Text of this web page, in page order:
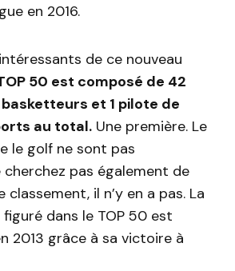
en 2016.
de ce nouveau
50 est composé de 42
et 1 pilote de
au total. Une première. Le
le golf ne sont pas
cherchez pas également de
classement, il n’y en a pas. La
dans le TOP 50 est
2013 grâce à sa victoire à